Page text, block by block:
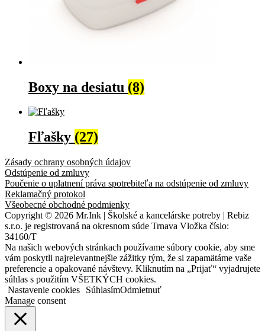
Boxy na desiatu (8)
Fľašky (27)
Zásady ochrany osobných údajov
Odstúpenie od zmluvy
Poučenie o uplatnení práva spotrebiteľa na odstúpenie od zmluvy
Reklamačný protokol
Všeobecné obchodné podmienky
Copyright © 2026 Mr.Ink | Školské a kancelárske potreby | Rebiz
s.r.o. je registrovaná na okresnom súde Trnava Vložka číslo:
34160/T
Na našich webových stránkach používame súbory cookie, aby sme
vám poskytli najrelevantnejšie zážitky tým, že si zapamätáme vaše
preferencie a opakované návštevy. Kliknutím na „Prijať“ vyjadrujete
súhlas s použitím VŠETKÝCH cookies.
Nastavenie cookies
SúhlasímOdmietnuť
Manage consent